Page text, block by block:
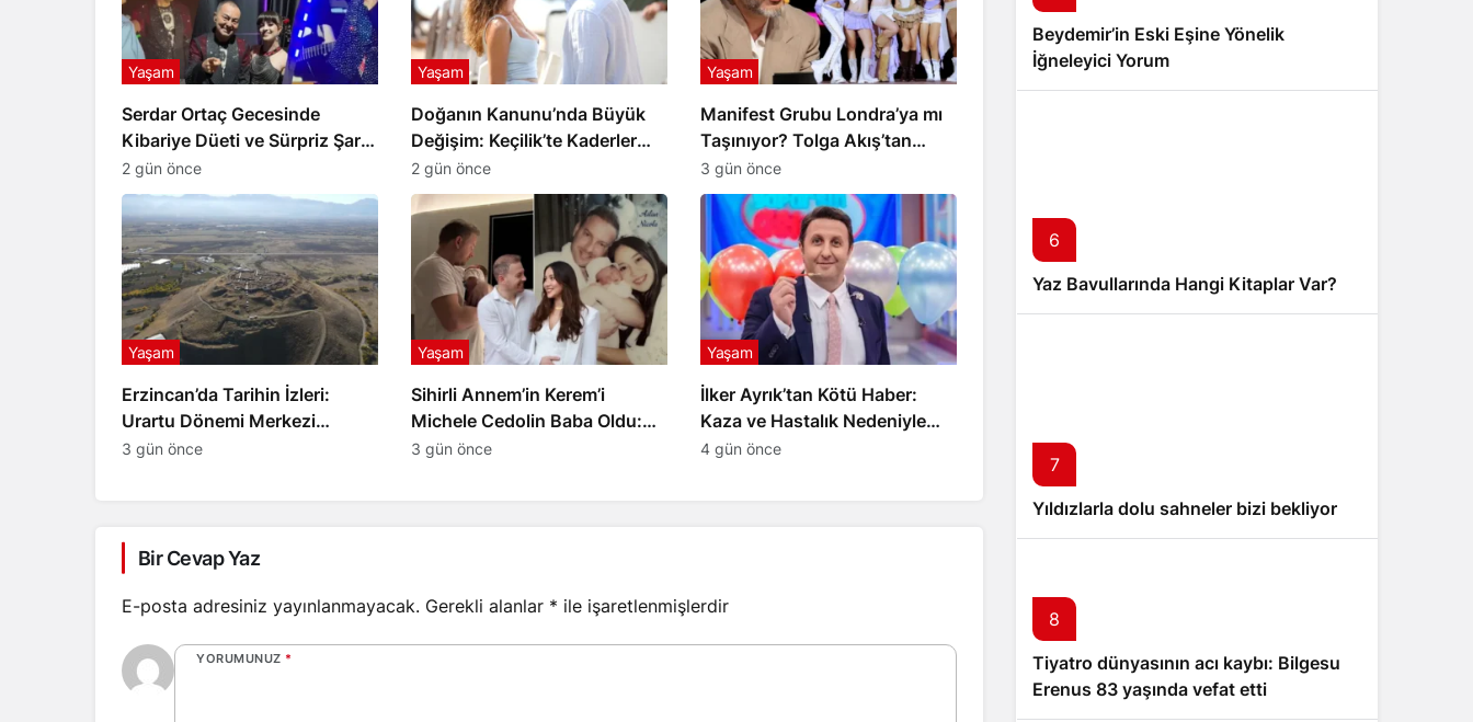
Serdar Ortaç Gecesinde
Kibariye Düeti ve Sürpriz Şarkı
Rüzgarı
Yaşam
2 gün önce
Doğanın Kanunu’nda Büyük
Değişim: Keçilik’te Kaderler
Değişiyor
Yaşam
2 gün önce
Manifest Grubu Londra’ya mı
Taşınıyor? Tolga Akış’tan
Açıklama
Yaşam
3 gün önce
Erzincan’da Tarihin İzleri:
Urartu Dönemi Merkezi
Altıntepe
Yaşam
3 gün önce
Sihirli Annem’in Kerem’i
Michele Cedolin Baba Oldu:
İşte Bebeğin İsmi
Yaşam
3 gün önce
İlker Ayrık’tan Kötü Haber:
Kaza ve Hastalık Nedeniyle
Sahneye Ara
Yaşam
4 gün önce
Bir Cevap Yaz
E-posta adresiniz yayınlanmayacak. Gerekli alanlar * ile işaretlenmişlerdir
YORUMUNUZ *
Beydemir’in Eski Eşine Yönelik
İğneleyici Yorum
6
Yaz Bavullarında Hangi Kitaplar Var?
7
Yıldızlarla dolu sahneler bizi bekliyor
8
Tiyatro dünyasının acı kaybı: Bilgesu
Erenus 83 yaşında vefat etti